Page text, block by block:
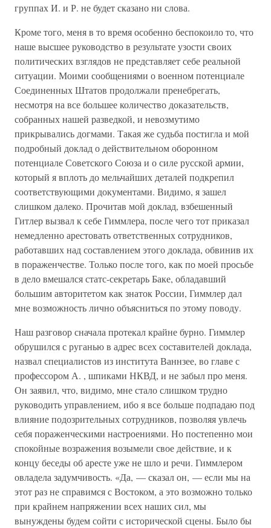
группах И. и Р. не будет сказано ни слова.
Кроме того, меня в то время особенно беспокоило то, что
наше высшее руководство в результате узости своих
политических взглядов не представляет себе реальной
ситуации. Моими сообщениями о военном потенциале
Соединенных Штатов продолжали пренебрегать,
несмотря на все большее количество доказательств,
собранных нашей разведкой, и невозмутимо
прикрывались догмами. Такая же судьба постигла и мой
подробный доклад о действительном оборонном
потенциале Советского Союза и о силе русской армии,
который я вплоть до мельчайших деталей подкрепил
соответствующими документами. Видимо, я зашел
слишком далеко. Прочитав мой доклад, взбешенный
Гитлер вызвал к себе Гиммлера, после чего тот приказал
немедленно арестовать ответственных сотрудников,
работавших над составлением этого доклада, обвинив их
в пораженчестве. Только после того, как по моей просьбе
в дело вмешался статс-секретарь Баке, обладавший
большим авторитетом как знаток России, Гиммлер дал
мне возможность лично объясниться по этому поводу.
Наш разговор сначала протекал крайне бурно. Гиммлер
обрушился с руганью в адрес всех составителей доклада,
назвал специалистов из института Ваннзее, во главе с
профессором А. , шпиками НКВД, и не забыл про меня.
Он заявил, что, видимо, мне стало слишком трудно
руководить управлением, ибо я все больше подпадаю под
влияние подозрительных сотрудников, позволяя увлечь
себя пораженческими настроениями. Но постепенно мои
спокойные возражения возымели свое действие, и к
концу беседы об аресте уже не шло и речи. Гиммлером
овладела задумчивость. «Да, — сказал он, — если мы на
этот раз не справимся с Востоком, а это возможно только
при крайнем напряжении всех наших сил, мы
вынуждены будем сойти с исторической сцены. Было бы